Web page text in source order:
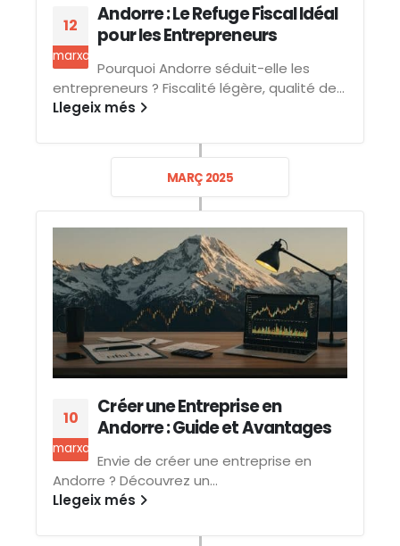
12
marxa
Andorre : Le Refuge Fiscal Idéal
pour les Entrepreneurs
Pourquoi Andorre séduit-elle les
entrepreneurs ? Fiscalité légère, qualité de...
Llegeix més
MARÇ 2025
10
marxa
Créer une Entreprise en
Andorre : Guide et Avantages
Envie de créer une entreprise en
Andorre ? Découvrez un...
Llegeix més